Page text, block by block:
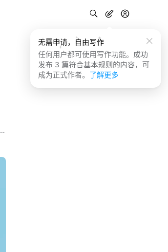
无需申请，自由写作
任何用户都可使用写作功能。成功
发布 3 篇符合基本规则的内容，可
成为正式作者。 了解更多